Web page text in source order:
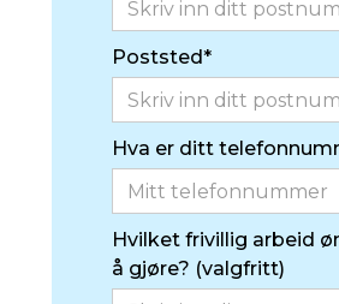
Poststed*
Hva er ditt
Hvilket frivillig arbeid
å gjøre? (valgfritt)